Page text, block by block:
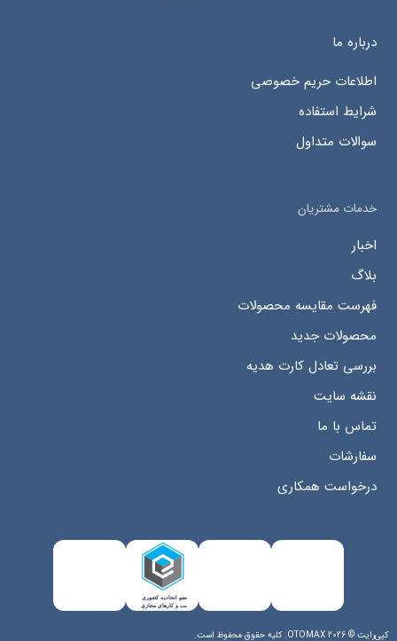
درباره ما
اطلاعات حریم خصوصی
شرایط استفاده
سوالات متداول
خدمات مشتریان
اخبار
بلاگ
فهرست مقایسه محصولات
محصولات جدید
بررسی تعادل کارت هدیه
نقشه سایت
تماس با ما
سفارشات
درخواست همکاری
کپی‌رایت © 2026 OTOMAX. کلیه حقوق محفوظ است.